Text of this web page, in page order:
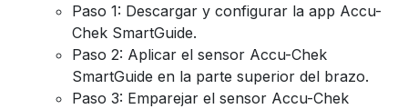
Paso 1: Descargar y configurar la app Accu-
Chek SmartGuide.
Paso 2: Aplicar el sensor Accu-Chek
SmartGuide en la parte superior del brazo.
Paso 3: Emparejar el sensor Accu-Chek